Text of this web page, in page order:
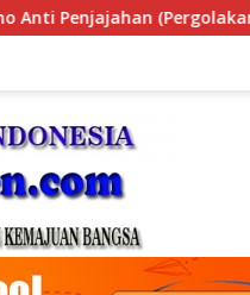
&